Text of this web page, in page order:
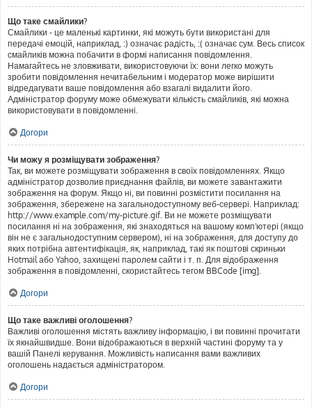
Що таке смайлики?
Смайлики - це маленькі картинки, які можуть бути використані для
передачі емоцій, наприклад, :) означає радість, :( означає сум. Весь список
смайликів можна побачити в формі написання повідомлення.
Намагайтесь не зловживати, використовуючи їх: вони легко можуть
зробити повідомлення нечитабельним і модератор може вирішити
відредагувати ваше повідомлення або взагалі видалити його.
Адміністратор форуму може обмежувати кількість смайликів, які можна
використовувати в повідомленні.
Догори
Чи можу я розміщувати зображення?
Так, ви можете розміщувати зображення в своїх повідомленнях. Якщо
адміністратор дозволив приєднання файлів, ви можете завантажити
зображення на форум. Якщо ні, ви повинні розмістити посилання на
зображення, збережене на загальнодоступному веб-сервері. Наприклад:
http://www.example.com/my-picture.gif. Ви не можете розміщувати
посилання ні на зображення, які знаходяться на вашому комп'ютері (якщо
він не є загальнодоступним сервером), ні на зображення, для доступу до
яких потрібна автентифікація, як, наприклад, такі як поштові скриньки
Hotmail або Yahoo, захищені паролем сайти і т. п. Для відображення
зображення в повідомленні, скористайтесь тегом BBCode [img].
Догори
Що таке важливі оголошення?
Важливі оголошення містять важливу інформацію, і ви повинні прочитати
їх якнайшвидше. Вони відображаються в верхній частині форуму та у
вашій Панелі керування. Можливість написання вами важливих
оголошень надається адміністратором.
Догори